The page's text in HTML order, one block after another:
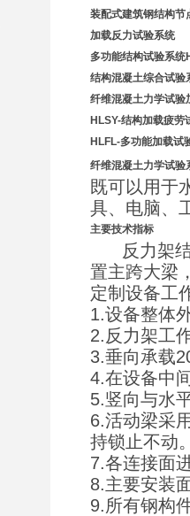
装配式建筑钢结构节
加载反力试验系统
多功能结构试验系统
结构混凝土综合试验
纤维混凝土力学试验
HLSY-结构加载疲劳
HLFL-多功能加载试
纤维混凝土力学试验
既可以用于
具、电脑、
主要技术指标
反力架结
置主跨大梁
定制设备工
1.设备整体
2.反力架工
3.垂向承载
4.在设备中
5.竖向与水
6.活动梁采
持锁止不动
7.各连接面
8.主要安装
9.所有钢构